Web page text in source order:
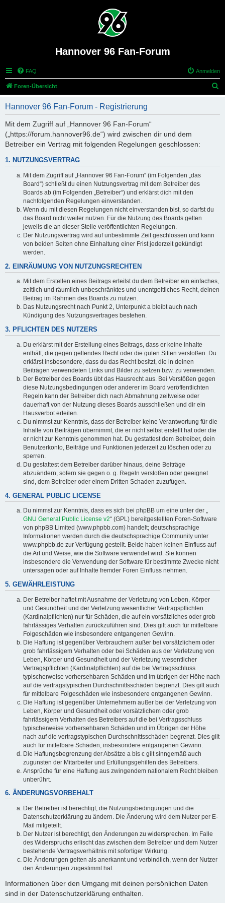
Hannover 96 Fan-Forum
FAQ Anmelden
Foren-Übersicht
Hannover 96 Fan-Forum - Registrierung
Mit dem Zugriff auf „Hannover 96 Fan-Forum“
(„https://forum.hannover96.de“) wird zwischen dir und dem
Betreiber ein Vertrag mit folgenden Regelungen geschlossen:
1. NUTZUNGSVERTRAG
Mit dem Zugriff auf „Hannover 96 Fan-Forum“ (im Folgenden „das
Board“) schließt du einen Nutzungsvertrag mit dem Betreiber des
Boards ab (im Folgenden „Betreiber“) und erklärst dich mit den
nachfolgenden Regelungen einverstanden.
Wenn du mit diesen Regelungen nicht einverstanden bist, so darfst du
das Board nicht weiter nutzen. Für die Nutzung des Boards gelten
jeweils die an dieser Stelle veröffentlichten Regelungen.
Der Nutzungsvertrag wird auf unbestimmte Zeit geschlossen und kann
von beiden Seiten ohne Einhaltung einer Frist jederzeit gekündigt
werden.
2. EINRÄUMUNG VON NUTZUNGSRECHTEN
Mit dem Erstellen eines Beitrags erteilst du dem Betreiber ein einfaches,
zeitlich und räumlich unbeschränktes und unentgeltliches Recht, deinen
Beitrag im Rahmen des Boards zu nutzen.
Das Nutzungsrecht nach Punkt 2, Unterpunkt a bleibt auch nach
Kündigung des Nutzungsvertrages bestehen.
3. PFLICHTEN DES NUTZERS
Du erklärst mit der Erstellung eines Beitrags, dass er keine Inhalte
enthält, die gegen geltendes Recht oder die guten Sitten verstoßen. Du
erklärst insbesondere, dass du das Recht besitzt, die in deinen
Beiträgen verwendeten Links und Bilder zu setzen bzw. zu verwenden.
Der Betreiber des Boards übt das Hausrecht aus. Bei Verstößen gegen
diese Nutzungsbedingungen oder anderer im Board veröffentlichten
Regeln kann der Betreiber dich nach Abmahnung zeitweise oder
dauerhaft von der Nutzung dieses Boards ausschließen und dir ein
Hausverbot erteilen.
Du nimmst zur Kenntnis, dass der Betreiber keine Verantwortung für die
Inhalte von Beiträgen übernimmt, die er nicht selbst erstellt hat oder die
er nicht zur Kenntnis genommen hat. Du gestattest dem Betreiber, dein
Benutzerkonto, Beiträge und Funktionen jederzeit zu löschen oder zu
sperren.
Du gestattest dem Betreiber darüber hinaus, deine Beiträge
abzuändern, sofern sie gegen o. g. Regeln verstoßen oder geeignet
sind, dem Betreiber oder einem Dritten Schaden zuzufügen.
4. GENERAL PUBLIC LICENSE
Du nimmst zur Kenntnis, dass es sich bei phpBB um eine unter der „
GNU General Public License v2“ (GPL) bereitgestellten Foren-Software
von phpBB Limited (www.phpbb.com) handelt; deutschsprachige
Informationen werden durch die deutschsprachige Community unter
www.phpbb.de zur Verfügung gestellt. Beide haben keinen Einfluss auf
die Art und Weise, wie die Software verwendet wird. Sie können
insbesondere die Verwendung der Software für bestimmte Zwecke nicht
untersagen oder auf Inhalte fremder Foren Einfluss nehmen.
5. GEWÄHRLEISTUNG
Der Betreiber haftet mit Ausnahme der Verletzung von Leben, Körper
und Gesundheit und der Verletzung wesentlicher Vertragspflichten
(Kardinalpflichten) nur für Schäden, die auf ein vorsätzliches oder grob
fahrlässiges Verhalten zurückzuführen sind. Dies gilt auch für mittelbare
Folgeschäden wie insbesondere entgangenen Gewinn.
Die Haftung ist gegenüber Verbrauchern außer bei vorsätzlichem oder
grob fahrlässigem Verhalten oder bei Schäden aus der Verletzung von
Leben, Körper und Gesundheit und der Verletzung wesentlicher
Vertragspflichten (Kardinalpflichten) auf die bei Vertragsschluss
typischerweise vorhersehbaren Schäden und im übrigen der Höhe nach
auf die vertragstypischen Durchschnittsschäden begrenzt. Dies gilt auch
für mittelbare Folgeschäden wie insbesondere entgangenen Gewinn.
Die Haftung ist gegenüber Unternehmern außer bei der Verletzung von
Leben, Körper und Gesundheit oder vorsätzlichem oder grob
fahrlässigem Verhalten des Betreibers auf die bei Vertragsschluss
typischerweise vorhersehbaren Schäden und im Übrigen der Höhe
nach auf die vertragstypischen Durchschnittsschäden begrenzt. Dies gilt
auch für mittelbare Schäden, insbesondere entgangenen Gewinn.
Die Haftungsbegrenzung der Absätze a bis c gilt sinngemäß auch
zugunsten der Mitarbeiter und Erfüllungsgehilfen des Betreibers.
Ansprüche für eine Haftung aus zwingendem nationalem Recht bleiben
unberührt.
6. ÄNDERUNGSVORBEHALT
Der Betreiber ist berechtigt, die Nutzungsbedingungen und die
Datenschutzerklärung zu ändern. Die Änderung wird dem Nutzer per E-
Mail mitgeteilt.
Der Nutzer ist berechtigt, den Änderungen zu widersprechen. Im Falle
des Widerspruchs erlischt das zwischen dem Betreiber und dem Nutzer
bestehende Vertragsverhältnis mit sofortiger Wirkung.
Die Änderungen gelten als anerkannt und verbindlich, wenn der Nutzer
den Änderungen zugestimmt hat.
Informationen über den Umgang mit deinen persönlichen Daten
sind in der Datenschutzerklärung enthalten.